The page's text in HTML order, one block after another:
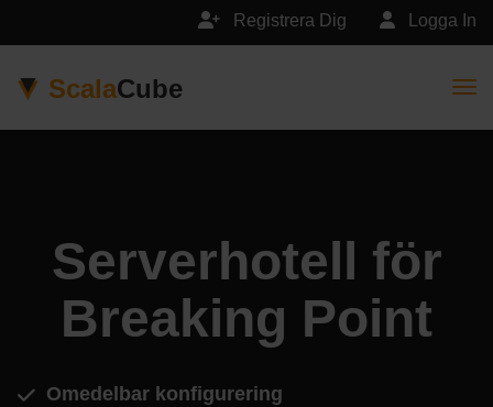
Logga In
Registrera Dig
ScalaCube
Serverhotell för
Breaking Point
Omedelbar konfigurering